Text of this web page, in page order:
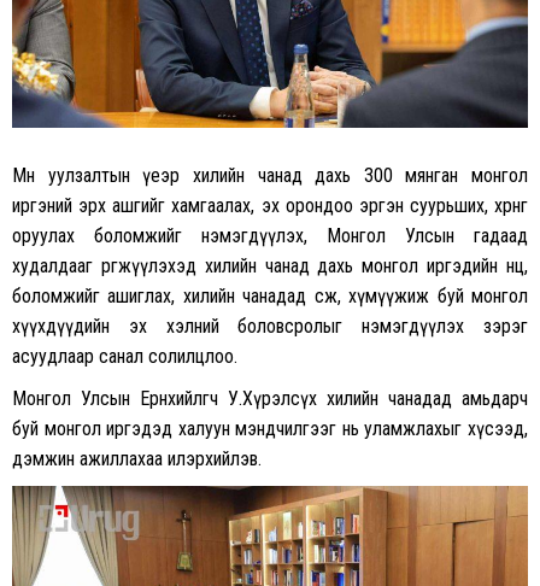
Мөн уулзалтын үеэр хилийн чанад дахь 300 мянган монгол
иргэний эрх ашгийг хамгаалах, эх орондоо эргэн суурьших, хөрөнгө
оруулах боломжийг нэмэгдүүлэх, Монгол Улсын гадаад
худалдааг өргөжүүлэхэд хилийн чанад дахь монгол иргэдийн нөөц,
боломжийг ашиглах, хилийн чанадад өсөж, хүмүүжиж буй монгол
хүүхдүүдийн эх хэлний боловсролыг нэмэгдүүлэх зэрэг
асуудлаар санал солилцлоо.
Монгол Улсын Ерөнхийлөгч У.Хүрэлсүх хилийн чанадад амьдарч
буй монгол иргэдэд халуун мэндчилгээг нь уламжлахыг хүсээд,
дэмжин ажиллахаа илэрхийлэв.